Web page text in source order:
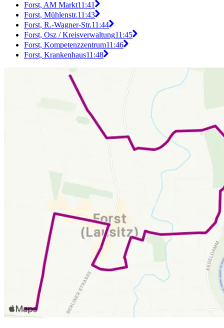
Forst, AM Markt11:41
Forst, Mühlenstr.11:43
Forst, R.-Wagner-Str.11:44
Forst, Osz / Kreisverwaltung11:45
Forst, Kompetenzzentrum11:46
Forst, Krankenhaus11:48